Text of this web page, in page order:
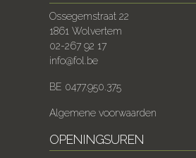
Ossegemstraat 22
1861 Wolvertem
02-267 92 17
info@fol.be
BE 0477.950.375
Algemene voorwaarden
OPENINGSUREN